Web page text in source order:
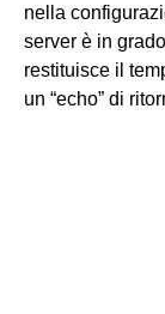
nella
server è in
restituisce il
un “echo” di